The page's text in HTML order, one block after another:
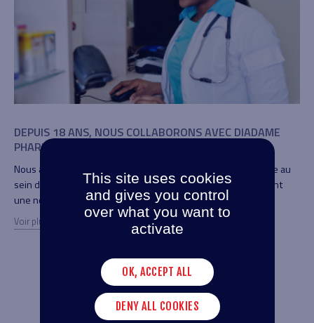
APPRENDRE, ÉVOLUER, DÉVELOPPER SES
COMPÉTENCES.
Dans un secteur en constante évolution, développer ses
compétences est essentiel pour accompagner les
transformations de nos métiers et continuer à répondre aux
besoins des professionnels de santé et des patients.
VOIR TOUTES NOS ACTUALITÉS
This site uses cookies
and gives you control
over what you want to
activate
OK, ACCEPT ALL
DENY ALL COOKIES